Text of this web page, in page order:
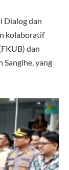
Dialog dan
kolaboratif
dan
yang